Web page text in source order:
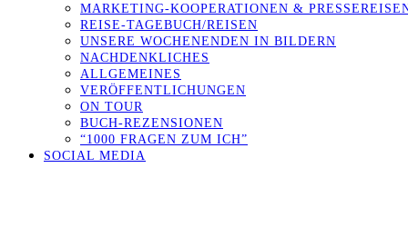
MARKETING-KOOPERATIONEN &
REISE-TAGEBUCH/REISEN
UNSERE WOCHENENDEN IN BILDERN
NACHDENKLICHES
ALLGEMEINES
VERÖFFENTLICHUNGEN
ON TOUR
BUCH-REZENSIONEN
“1000 FRAGEN ZUM ICH”
SOCIAL MEDIA